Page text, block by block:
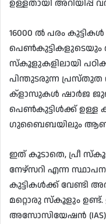
ഉള്ളതായി അറിയിപ്പ്
16000 ൽ പരം
സ്കൂളുകളിലായി
പിന്തുടരുന്ന
ക്‌ളാസുകൾ ഷാർജ
പെൺകുട്ടിൾക്ക്
ഗുബൈബയിലും ആണ്
ഇത് കൂടാതെ, പ്രീ
നേഴ്‌സറി എന്ന
കുട്ടികൾക്ക് വേണ്ടി
മറ്റൊരു സ്‌കൂളും ഉണ്ട്.
അസോസിയേഷൻ (IAS)